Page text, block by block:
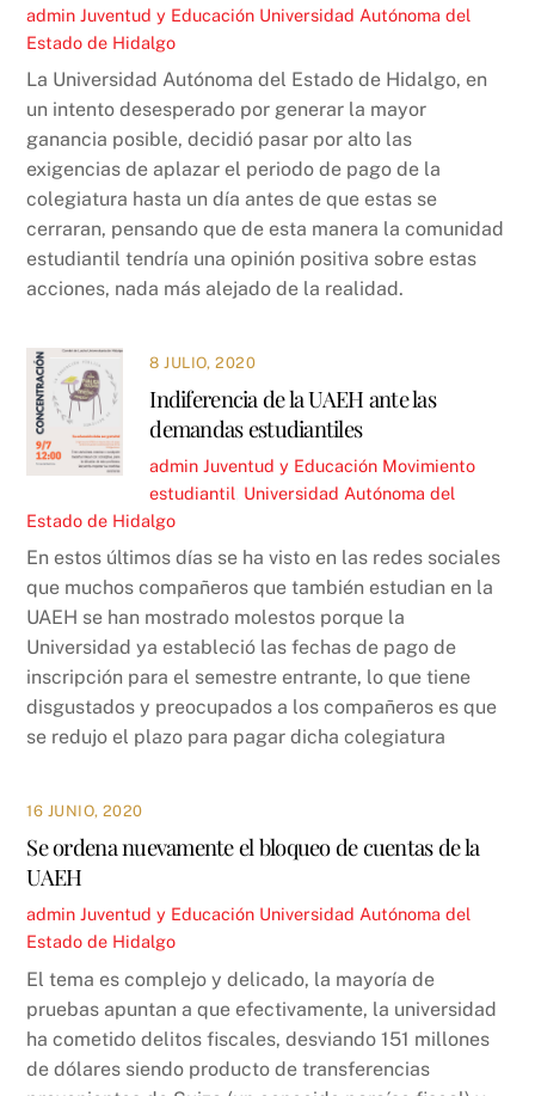
admin Juventud y Educación Universidad Autónoma del
Estado de Hidalgo
La Universidad Autónoma del Estado de Hidalgo, en
un intento desesperado por generar la mayor
ganancia posible, decidió pasar por alto las
exigencias de aplazar el periodo de pago de la
colegiatura hasta un día antes de que estas se
cerraran, pensando que de esta manera la comunidad
estudiantil tendría una opinión positiva sobre estas
acciones, nada más alejado de la realidad.
8 JULIO, 2020
Indiferencia de la UAEH ante las
demandas estudiantiles
admin Juventud y Educación Movimiento
estudiantil Universidad Autónoma del
Estado de Hidalgo
En estos últimos días se ha visto en las redes sociales
que muchos compañeros que también estudian en la
UAEH se han mostrado molestos porque la
Universidad ya estableció las fechas de pago de
inscripción para el semestre entrante, lo que tiene
disgustados y preocupados a los compañeros es que
se redujo el plazo para pagar dicha colegiatura
16 JUNIO, 2020
Se ordena nuevamente el bloqueo de cuentas de la
UAEH
admin Juventud y Educación Universidad Autónoma del
Estado de Hidalgo
El tema es complejo y delicado, la mayoría de
pruebas apuntan a que efectivamente, la universidad
ha cometido delitos fiscales, desviando 151 millones
de dólares siendo producto de transferencias